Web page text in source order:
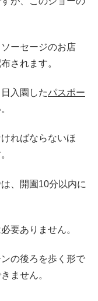
ーセージのお店
されます。
入園したパスポー
ればならないほ
、開園10分以内に
要ありません。
の後ろを歩く形で
ません。